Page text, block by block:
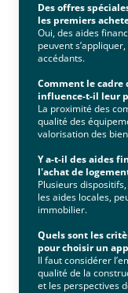
Des offres
les premiers
Oui, des aides
peuvent
accédants.
Comment le
influence-t-il leur
La proximité des
qualité des
valorisation des
Y a-t-il des aides
l'achat de
Plusieurs
les aides locales,
immobilier.
Quels sont les
pour choisir un
Il faut considérer
qualité de la
et les perspectives